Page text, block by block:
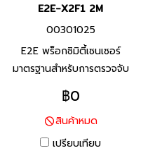
E2E-X2F1 2M
00301025
E2E พร็อกซิมิตี้เซนเซอร์
มาตรฐานสำหรับการตรวจจับ
โลหะประเภทเหล็ก ทนต่อสภาพ
แวดล้อมด้วยสายมาตราฐานที่ทำ
จาก PVC ทนน้ำมัน และพื้นผิว
ตรวจจับที่ทำจากวัสดุที่ทนต่อ
฿0
สินค้าหมด
เปรียบเทียบ